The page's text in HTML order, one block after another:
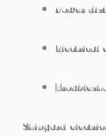
Power
Electrical
Shipyard